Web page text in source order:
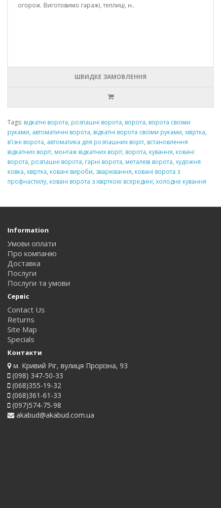
огорож. Виготовимо гаражі, теплиці, н..
ШВИДКЕ ЗАМОВЛЕННЯ
Tags: відкатні ворота, розпашні ворота, ворота, ворота своїми
руками, автоматичні ворота, відкатні ворота своїми руками, хвіртка,
в'їзні ворота, автоматика для розпашних воріт, встановлення
відкатних воріт, монтаж відкатних воріт, ворота, кування, ковані
ворота, розпашні ворота, гарні ворота, металеві ворота, художня
ковка, хвіртка, ковані вироби, зварювання, ковані ворота з
профнастилу, ковані ворота з хвірткою всередині, холодне кування
Information
Умови оплати
Про компанію
Доставка
Послуги
Послуги та умови
Сервіс
Contact Us
Returns
Site Map
Specials
Контакти
м. Кривий Ріг, вулиця Прорізна, 93
(098) 347-50-33
(068)355-19-32
(068)361-61-33
(097)574-75-98
akabud@akabud.com.ua